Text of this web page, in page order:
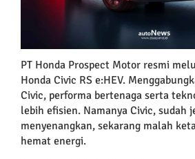
PT Honda Prospect Motor resmi
Honda Civic RS e:HEV.
Civic, performa bertenaga serta
lebih efisien. Namanya Civic, sudah
menyenangkan, sekarang malah
hemat energi.